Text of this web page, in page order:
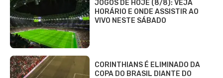
JOGOS DE HOJE (8/8): VEJA
HORÁRIO E ONDE ASSISTIR AO
VIVO NESTE SÁBADO
CORINTHIANS É ELIMINADO DA
COPA DO BRASIL DIANTE DO